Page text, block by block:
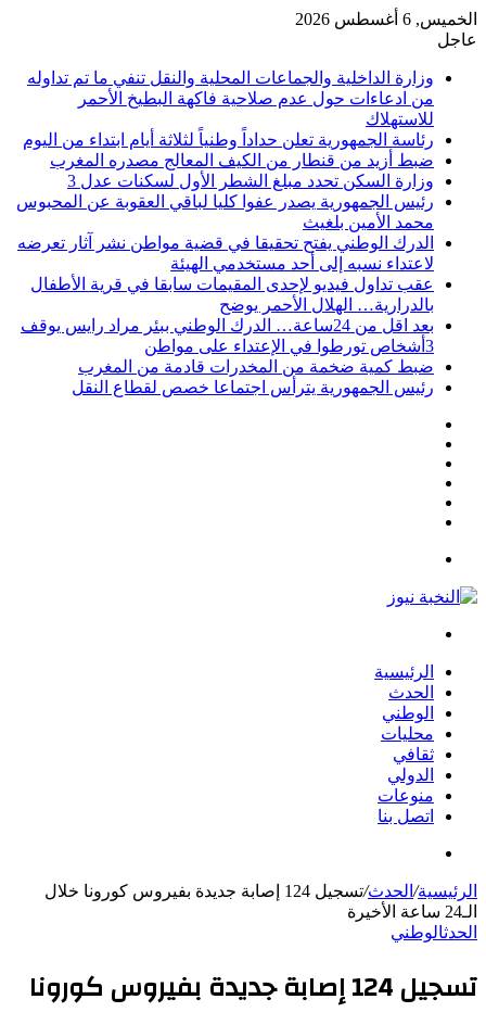
الخميس, 6 أغسطس 2026
عاجل
وزارة الداخلية والجماعات المحلية والنقل تنفي ما تم تداوله
من ادعاءات حول عدم صلاحية فاكهة البطيخ الأحمر
للاستهلاك
رئاسة الجمهورية تعلن حداداً وطنياً لثلاثة أيام ابتداء من اليوم
ضبط أزيد من قنطار من الكيف المعالج مصدره المغرب
وزارة السكن تحدد مبلغ الشطر الأول لسكنات عدل 3
رئيس الجمهورية يصدر عفوا كليا لباقي العقوبة عن المحبوس
محمد الأمين بلغيث
الدرك الوطني يفتح تحقيقا في قضية مواطن نشر آثار تعرضه
لاعتداء نسبه إلى أحد مستخدمي الهيئة
عقب تداول فيديو لإحدى المقيمات سابقا في قرية الأطفال
بالدرارية… الهلال الأحمر يوضح
بعد اقل من 24ساعة… الدرك الوطني ببئر مراد رايس يوقف
3أشخاص تورطوا في الإعتداء على مواطن
ضبط كمية ضخمة من المخدرات قادمة من المغرب
رئيس الجمهورية يترأس اجتماعا خصص لقطاع النقل
الرئيسية
الحدث
الوطني
محليات
ثقافي
الدولي
منوعات
اتصل بنا
الرئيسية/ الحدث/
تسجيل 124 إصابة جديدة بفيروس كورونا خلال
الـ24 ساعة الأخيرة
الحدثالوطني
تسجيل 124 إصابة جديدة بفيروس كورونا